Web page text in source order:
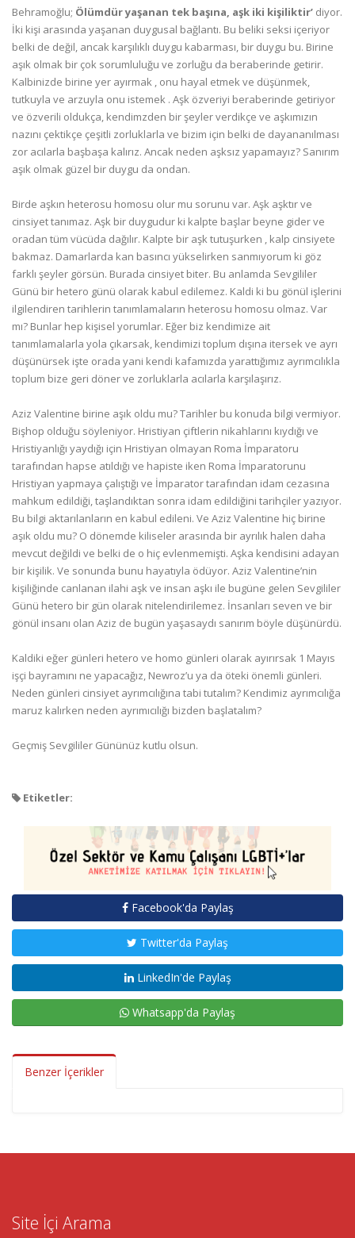
Behramoğlu; Ölümdür yaşanan tek başına, aşk iki kişiliktir’ diyor.
İki kişi arasında yaşanan duygusal bağlantı. Bu beliki seksi içeriyor
belki de değil, ancak karşılıklı duygu kabarması, bir duygu bu. Birine
aşık olmak bir çok sorumluluğu ve zorluğu da beraberinde getirir.
Kalbinizde birine yer ayırmak , onu hayal etmek ve düşünmek,
tutkuyla ve arzuyla onu istemek . Aşk özveriyi beraberinde getiriyor
ve özverili oldukça, kendimzden bir şeyler verdikçe ve aşkımızın
nazını çektikçe çeşitli zorluklarla ve bizim için belki de dayananılması
zor acılarla başbaşa kalırız. Ancak neden aşksız yapamayız? Sanırım
aşık olmak güzel bir duygu da ondan.
Birde aşkın heterosu homosu olur mu sorunu var. Aşk aşktır ve
cinsiyet tanımaz. Aşk bir duygudur ki kalpte başlar beyne gider ve
oradan tüm vücüda dağılır. Kalpte bir aşk tutuşurken , kalp cinsiyete
bakmaz. Damarlarda kan basıncı yükselirken sanmıyorum ki göz
farklı şeyler görsün. Burada cinsiyet biter. Bu anlamda Sevgililer
Günü bir hetero günü olarak kabul edilemez. Kaldi ki bu gönül işlerini
ilgilendiren tarihlerin tanımlamaların heterosu homosu olmaz. Var
mı? Bunlar hep kişisel yorumlar. Eğer biz kendimize ait
tanımlamalarla yola çıkarsak, kendimizi toplum dışına itersek ve ayrı
düşünürsek işte orada yani kendi kafamızda yarattığımız ayrımcılıkla
toplum bize geri döner ve zorluklarla acılarla karşılaşırız.
Aziz Valentine birine aşık oldu mu? Tarihler bu konuda bilgi vermiyor.
Bişhop olduğu söyleniyor. Hristiyan çiftlerin nikahlarını kıydığı ve
Hristiyanlığı yaydığı için Hristiyan olmayan Roma İmparatoru
tarafından hapse atıldığı ve hapiste iken Roma İmparatorunu
Hristiyan yapmaya çalıştığı ve İmparator tarafından idam cezasına
mahkum edildiği, taşlandıktan sonra idam edildiğini tarihçiler yazıyor.
Bu bilgi aktarılanların en kabul edileni. Ve Aziz Valentine hiç birine
aşık oldu mu? O dönemde kiliseler arasında bir ayrılık halen daha
mevcut değildi ve belki de o hiç evlenmemişti. Aşka kendisini adayan
bir kişilik. Ve sonunda bunu hayatıyla ödüyor. Aziz Valentine’nin
kişiliğinde canlanan ilahi aşk ve insan aşkı ile bugüne gelen Sevgililer
Günü hetero bir gün olarak nitelendirilemez. İnsanları seven ve bir
gönül insanı olan Aziz de bugün yaşasaydı sanırım böyle düşünürdü.
Kaldiki eğer günleri hetero ve homo günleri olarak ayırırsak 1 Mayıs
işçi bayramını ne yapacağız, Newroz’u ya da öteki önemli günleri.
Neden günleri cinsiyet ayrımcılığına tabi tutalım? Kendimiz ayrımcılığa
maruz kalırken neden ayrımıcılığı bizden başlatalım?
Geçmiş Sevgililer Gününüz kutlu olsun.
Etiketler:
Facebook'da Paylaş
Twitter'da Paylaş
LinkedIn'de Paylaş
Whatsapp'da Paylaş
Benzer İçerikler
Site İçi Arama